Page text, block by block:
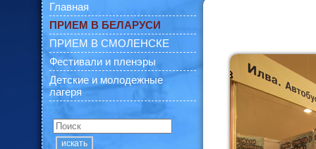
Главная
ПРИЕМ В БЕЛАРУСИ
ПРИЕМ В СМОЛЕНСКЕ
Фестивали и пленэры
Детские и молодежные
лагеря
искать